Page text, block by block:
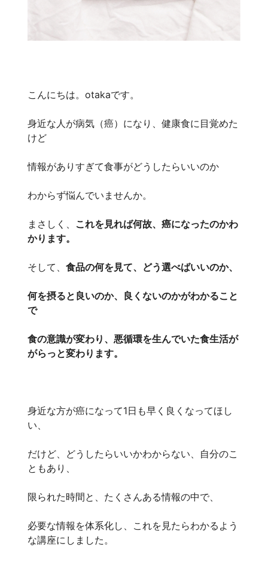
こんにちは。otakaです。
身近な人が病気（癌）になり、健康食に目覚めた
けど
情報がありすぎて食事がどうしたらいいのか
わからず悩んでいませんか。
まさしく、 これを見れば何故、癌になったのかわ
かります。
そして、 食品の何を見て、どう選べばいいのか、
何を摂ると良いのか、良くないのかがわかること
で
食の意識が変わり、悪循環を生んでいた食生活が
がらっと変わります。
身近な方が癌になって1日も早く良くなってほし
い、
だけど、どうしたらいいかわからない、自分のこ
ともあり、
限られた時間と、たくさんある情報の中で、
必要な情報を体系化し、これを見たらわかるよう
な講座にしました。